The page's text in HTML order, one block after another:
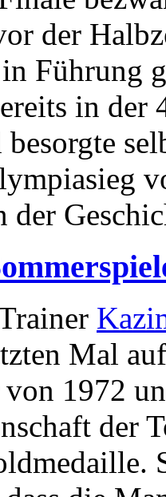
der
Führung
in
besorgte
Mal
1972
der